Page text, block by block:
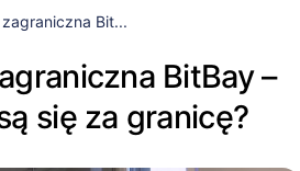
Bit...
BitBay –
się za granicę?